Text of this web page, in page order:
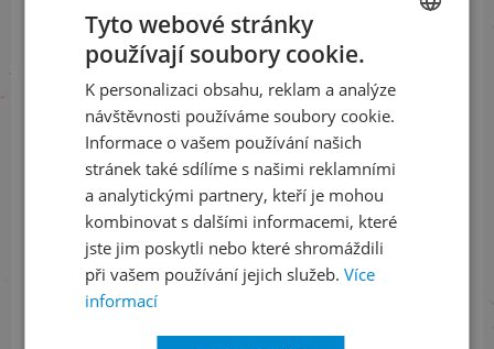
a buďte jako první v obraze
ODEBÍRAT NEWSLETTER
Sledujte nás na sociálních sítích
LinkedInflickr
ENGLISH
Tyto webové stránky
používají soubory cookie.
K personalizaci obsahu, reklam a analýze
návštěvnosti používáme soubory cookie.
Informace o vašem používání našich
stránek také sdílíme s našimi reklamními
a analytickými partnery, kteří je mohou
kombinovat s dalšími informacemi, které
jste jim poskytli nebo které shromáždili
při vašem používání jejich služeb. Více
informací